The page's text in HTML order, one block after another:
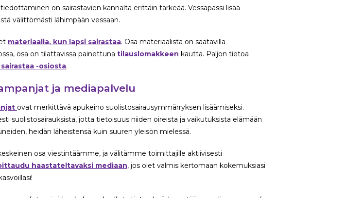
on sairastavien kannalta erittäin tärkeää. Vessapassi lisää
välittömästi lähimpään vessaan.
materiaalia, kun lapsi sairastaa. Osa materiaalista on saatavilla
osa on tilattavissa painettuna tilauslomakkeen kautta. Paljon tietoa
sairastaa -osiosta.
ja mediapalvelu
ovat merkittävä apukeino suolistosairausymmärryksen lisäämiseksi.
suolistosairauksista, jotta tietoisuus niiden oireista ja vaikutuksista elämään
heidän läheistensä kuin suuren yleisön mielessä.
osa viestintäämme, ja välitämme toimittajille aktiivisesti
haastateltavaksi mediaan, jos olet valmis kertomaan kokemuksiasi